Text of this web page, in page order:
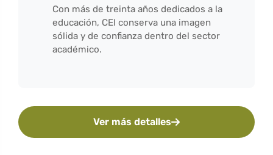
Con más de treinta años dedicados a la
educación, CEI conserva una imagen
sólida y de confianza dentro del sector
académico.
Ver más detalles